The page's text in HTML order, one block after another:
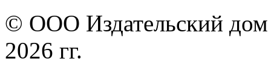
© ООО Издательский
2026 гг.